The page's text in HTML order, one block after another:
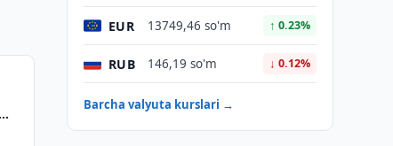
EUR 13749,46 so'm ↑ 0.23%
RUB 146,19 so'm ↓ 0.12%
Barcha valyuta kurslari →